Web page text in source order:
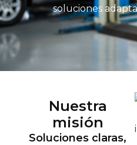
soluciones
Nuestra
misión
Soluciones claras,